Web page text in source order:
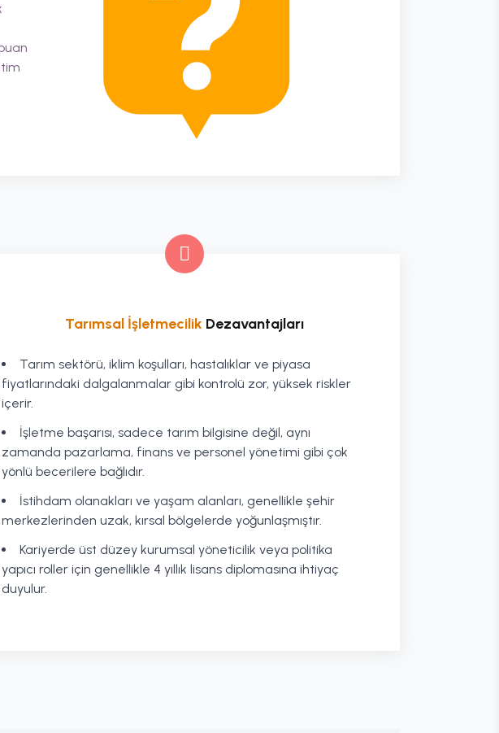
Tarımsal İşletmecilik Dezavantajları
Tarım sektörü, iklim koşulları, hastalıklar ve piyasa
fiyatlarındaki dalgalanmalar gibi kontrolü zor, yüksek riskler
içerir.
İşletme başarısı, sadece tarım bilgisine değil, aynı
zamanda pazarlama, finans ve personel yönetimi gibi çok
yönlü becerilere bağlıdır.
İstihdam olanakları ve yaşam alanları, genellikle şehir
merkezlerinden uzak, kırsal bölgelerde yoğunlaşmıştır.
Kariyerde üst düzey kurumsal yöneticilik veya politika
yapıcı roller için genellikle 4 yıllık lisans diplomasına ihtiyaç
duyulur.